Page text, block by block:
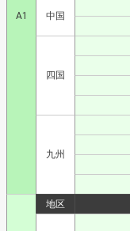
A1 中国
四国
九州
地区